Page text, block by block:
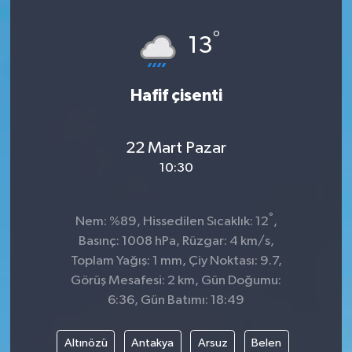
13°
Hafif çisenti
22 Mart Pazar
10:30
Nem: %89, Hissedilen Sıcaklık: 12° ,
Basınç: 1008 hPa, Rüzgar: 4 km/s,
Toplam Yağış: 1 mm, Çiy Noktası: 9.7,
Görüş Mesafesi: 2 km, Gün Doğumu:
6:36, Gün Batımı: 18:49
Altınözü Antakya Arsuz Belen